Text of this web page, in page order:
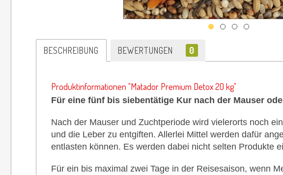
BESCHREIBUNG BEWERTUNGEN 0
Produktinformationen "Matador Premium Detox 20 kg"
Für eine fünf bis siebentätige Kur nach der Mauser
Nach der Mauser und Zuchtperiode wird vielerorts noch
und die Leber zu entgiften. Allerlei Mittel werden dafür
entlasten können. Es werden dabei nicht selten Produkte
Für ein bis maximal zwei Tage in der Reisesaison, wenn